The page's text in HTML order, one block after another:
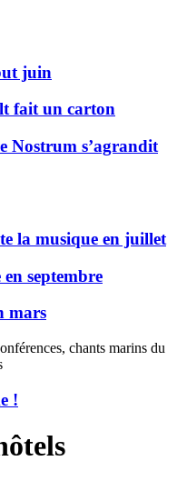
juin
fait un carton
Nostrum s’agrandit
la musique en juillet
septembre
mars
chants marins du
!